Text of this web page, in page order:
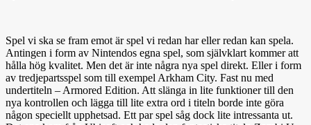
Spel vi ska se fram emot är spel vi redan har eller redan kan spela.
Antingen i form av Nintendos egna spel, som självklart kommer att
hålla hög kvalitet. Men det är inte några nya spel direkt. Eller i form
av tredjepartsspel som till exempel Arkham City. Fast nu med
undertiteln – Armored Edition. Att slänga in lite funktioner till den
nya kontrollen och lägga till lite extra ord i titeln borde inte göra
någon speciellt upphetsad. Ett par spel såg dock lite intressanta ut.